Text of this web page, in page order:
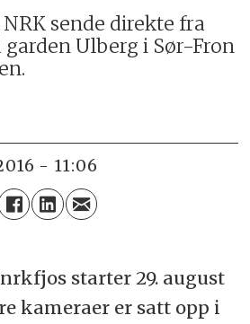
sende direkte fra
Ulberg i Sør-Fron
- 11:06
starter 29. august
kameraer er satt opp i